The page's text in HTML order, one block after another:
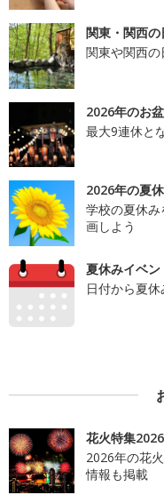
関東・関西
関東や関西
2026年のお
最大9連休と
2026年の夏
学校の夏休
画しよう
夏休みイベ
日付から夏
花火特集2026
2026年の花
情報も掲載